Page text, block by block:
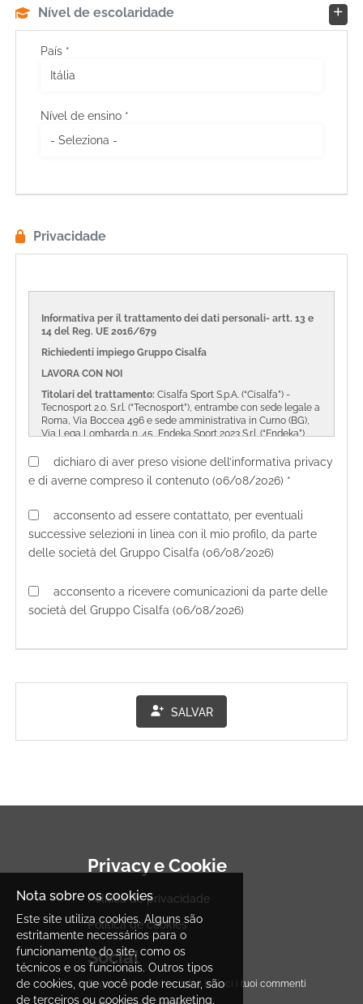
Nível de escolaridade
País *
Nível de ensino *
Privacidade
Informativa per il trattamento dei dati personali- artt. 13 e
14 del Reg. UE 2016/679
Richiedenti impiego Gruppo Cisalfa
LAVORA CON NOI
Titolari del trattamento:Cisalfa Sport S.p.A. (“Cisalfa”) -
Tecnosport 2.0. S.r.l. (“Tecnosport”), entrambe con sede legale a
Roma, Via Boccea 496 e sede amministrativa in Curno (BG),
Via Lega Lombarda n. 45, Endeka Sport 2023 S.r.l. (“Endeka”),
Lombarda n. 45 e Intersport Italia S.p.A. (“Intersport”), con sede
legale a Bologna, Via del Tuscolano 17/2 (“Il Gruppo Cisalfa”).
Il Gruppo Cisalfa tutela la riservatezza dei tuoi dati personali e
garantisce ad essi la protezione necessaria da ogni evento
che possa metterli a rischio di violazione.
I Titolari mettono in pratica a tal fine policy e prassi aventi
all’esercizio dei diritti che ti sono riconosciuti dalla normativa
applicabile. I Titolari hanno cura di aggiornare le policy e le
prassi adottate per la protezione dei dati personali ogni volta
trattamenti dei tuoi dati personali.
puoi contattare se hai domande sulle policy e le prassi
adottate. I dati di contatto del responsabile della protezione
dpogruppocisalfa@cisalfasport.it
dpointersport@intersport.it-dpoendeka@endekasport2023.it
S.p.A., –www.intersport.it, - sezione lavora con noi –, tratterà i
Come raccoglie e tratta i tuoi dati il GRUPPO CISALFA?
I dati raccolti e trattati da ciascun Titolare comprendono:
nome, cognome, data di nascita, indirizzo fisico e telematico,
numero di telefono fisso e/o mobile, dati curriculari; e anche
dati relativi allo stato di salute se la posizione per cui ti candidi
è riservata alle categorie protette. Essi servono per procedere
alla verifica dei presupposti per la tua assunzione e/o per
l’avvio di una tua collaborazione. La comunicazione dei tuoi
dati personali avviene principalmente nei confronti di terzi e/o
destinatari la cui attività è necessaria per l’espletamento delle
dichiaro di aver preso visione dell’informativa privacy
e di averne compreso il contenuto (06/08/2026) *
acconsento ad essere contattato, per eventuali
successive selezioni in linea con il mio profilo, da parte
delle società del Gruppo Cisalfa (06/08/2026)
acconsento a ricevere comunicazioni da parte delle
società del Gruppo Cisalfa (06/08/2026)
SALVAR
Privacy e Cookie
Política de privacidade
Política de cookies
Social
Seguici sui nostri canali e inviaci i tuoi commenti
Nota sobre os cookies
Este site utiliza cookies. Alguns são
estritamente necessários para o
funcionamento do site, como os
técnicos e os funcionais. Outros tipos
de cookies, que você pode recusar, são
de terceiros ou cookies de marketing.